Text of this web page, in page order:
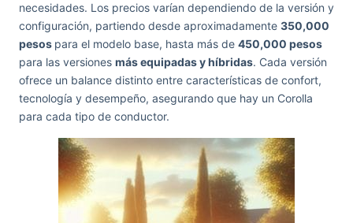
necesidades. Los precios varían dependiendo de la versión y
configuración, partiendo desde aproximadamente 350,000
pesos para el modelo base, hasta más de 450,000 pesos
para las versiones más equipadas y híbridas. Cada versión
ofrece un balance distinto entre características de confort,
tecnología y desempeño, asegurando que hay un Corolla
para cada tipo de conductor.